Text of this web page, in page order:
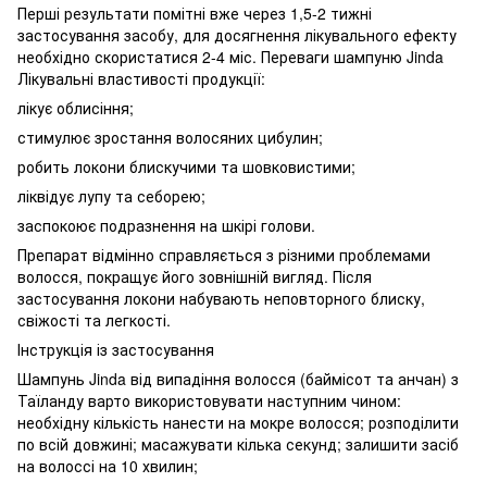
Перші результати помітні вже через 1,5-2 тижні
застосування засобу, для досягнення лікувального ефекту
необхідно скористатися 2-4 міс. Переваги шампуню Jinda
Лікувальні властивості продукції:
лікує облисіння;
стимулює зростання волосяних цибулин;
робить локони блискучими та шовковистими;
ліквідує лупу та себорею;
заспокоює подразнення на шкірі голови.
Препарат відмінно справляється з різними проблемами
волосся, покращує його зовнішній вигляд. Після
застосування локони набувають неповторного блиску,
свіжості та легкості.
Інструкція із застосування
Шампунь Jinda від випадіння волосся (баймісот та анчан) з
Таїланду варто використовувати наступним чином:
необхідну кількість нанести на мокре волосся; розподілити
по всій довжині; масажувати кілька секунд; залишити засіб
на волоссі на 10 хвилин;